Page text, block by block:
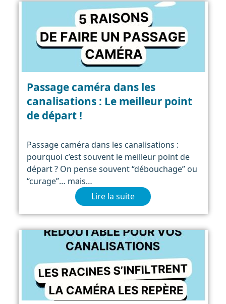
Passage caméra dans les
canalisations : Le meilleur point
de départ !
Passage caméra dans les canalisations :
pourquoi c’est souvent le meilleur point de
départ ? On pense souvent “débouchage” ou
“curage”… mais…
Lire la suite